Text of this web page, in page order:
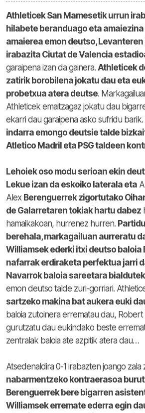
Athleticek San Mamesetik urrun
hilabete beranduago eta
amaierea emon deutso,
irabazita Ciutat de Valencia
garaipena izan da gainera. Athleticek
zatirik borobilena jokatu dau eta
probetxua atera deutse.
Athleticek emaitzagaz jokatu dau
ekarri dau garaipena asko sufridu barik.
indarra emongo deutsie talde
Atletico Madril eta PSG taldeen
Lehoiek oso modu serioan ekin
Lekue izan da eskoiko laterala eta
Alex Berenguerrek zigortutako
de Galarretaren tokiak hartu dabez
hamaikakoan, hurrenez hurren.
berehala, markagailuan aurreratu
Williamsek ederki itxi deutso baloia
nafarrak erdiraketa perfektua jarri
Navarrok baloia sareetara
emon deutso talde zuri-gorriari.
sartzeko makina bat aukera euki
baloia zutoinera errematau dau,
gurutzatu dau eukindako beste
zentralak baloia ate azpitik atera dau…
Atsedenaldira 0-1 irabazten joango zala
nabarmentzeko kontraerasoa
Berenguerrek bere bigarren
Williamsek erremate ederra egin